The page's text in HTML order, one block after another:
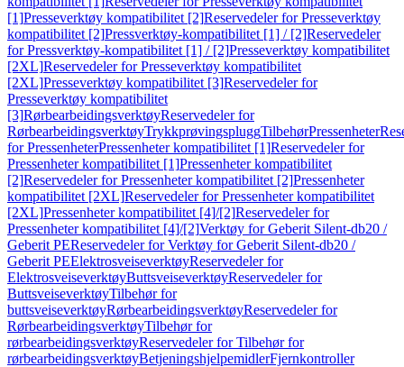
[1]Presseverktøy kompatibilitet [2]Reservedeler for Presseverktøy
kompatibilitet [2]Pressverktøy-kompatibilitet [1] / [2]Reservedeler
for Pressverktøy-kompatibilitet [1] / [2]Presseverktøy kompatibilitet
[2XL]Reservedeler for Presseverktøy kompatibilitet
[2XL]Presseverktøy kompatibilitet [3]Reservedeler for
Presseverktøy kompatibilitet
[3]RørbearbeidingsverktøyReservedeler for
RørbearbeidingsverktøyTrykkprøvingspluggTilbehørPressenheter
for PressenheterPressenheter kompatibilitet [1]Reservedeler for
Pressenheter kompatibilitet [1]Pressenheter kompatibilitet
[2]Reservedeler for Pressenheter kompatibilitet [2]Pressenheter
kompatibilitet [2XL]Reservedeler for Pressenheter kompatibilitet
[2XL]Pressenheter kompatibilitet [4]/[2]Reservedeler for
Pressenheter kompatibilitet [4]/[2]Verktøy for Geberit Silent-db20 /
Geberit PEReservedeler for Verktøy for Geberit Silent-db20 /
Geberit PEElektrosveiseverktøyReservedeler for
ElektrosveiseverktøyButtsveiseverktøyReservedeler for
ButtsveiseverktøyTilbehør for
buttsveiseverktøyRørbearbeidingsverktøyReservedeler for
RørbearbeidingsverktøyTilbehør for
rørbearbeidingsverktøyReservedeler for Tilbehør for
rørbearbeidingsverktøyBetjeningshjelpemidlerFjernkontroller